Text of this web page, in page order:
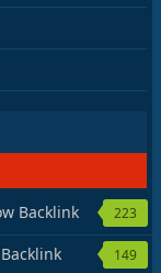
Backlink
223
149